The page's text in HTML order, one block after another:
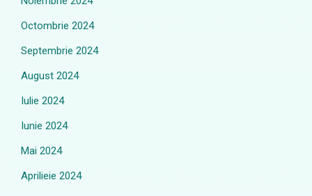
Octombrie 2024
Septembrie 2024
August 2024
Iulie 2024
Iunie 2024
Mai 2024
Aprilieie 2024